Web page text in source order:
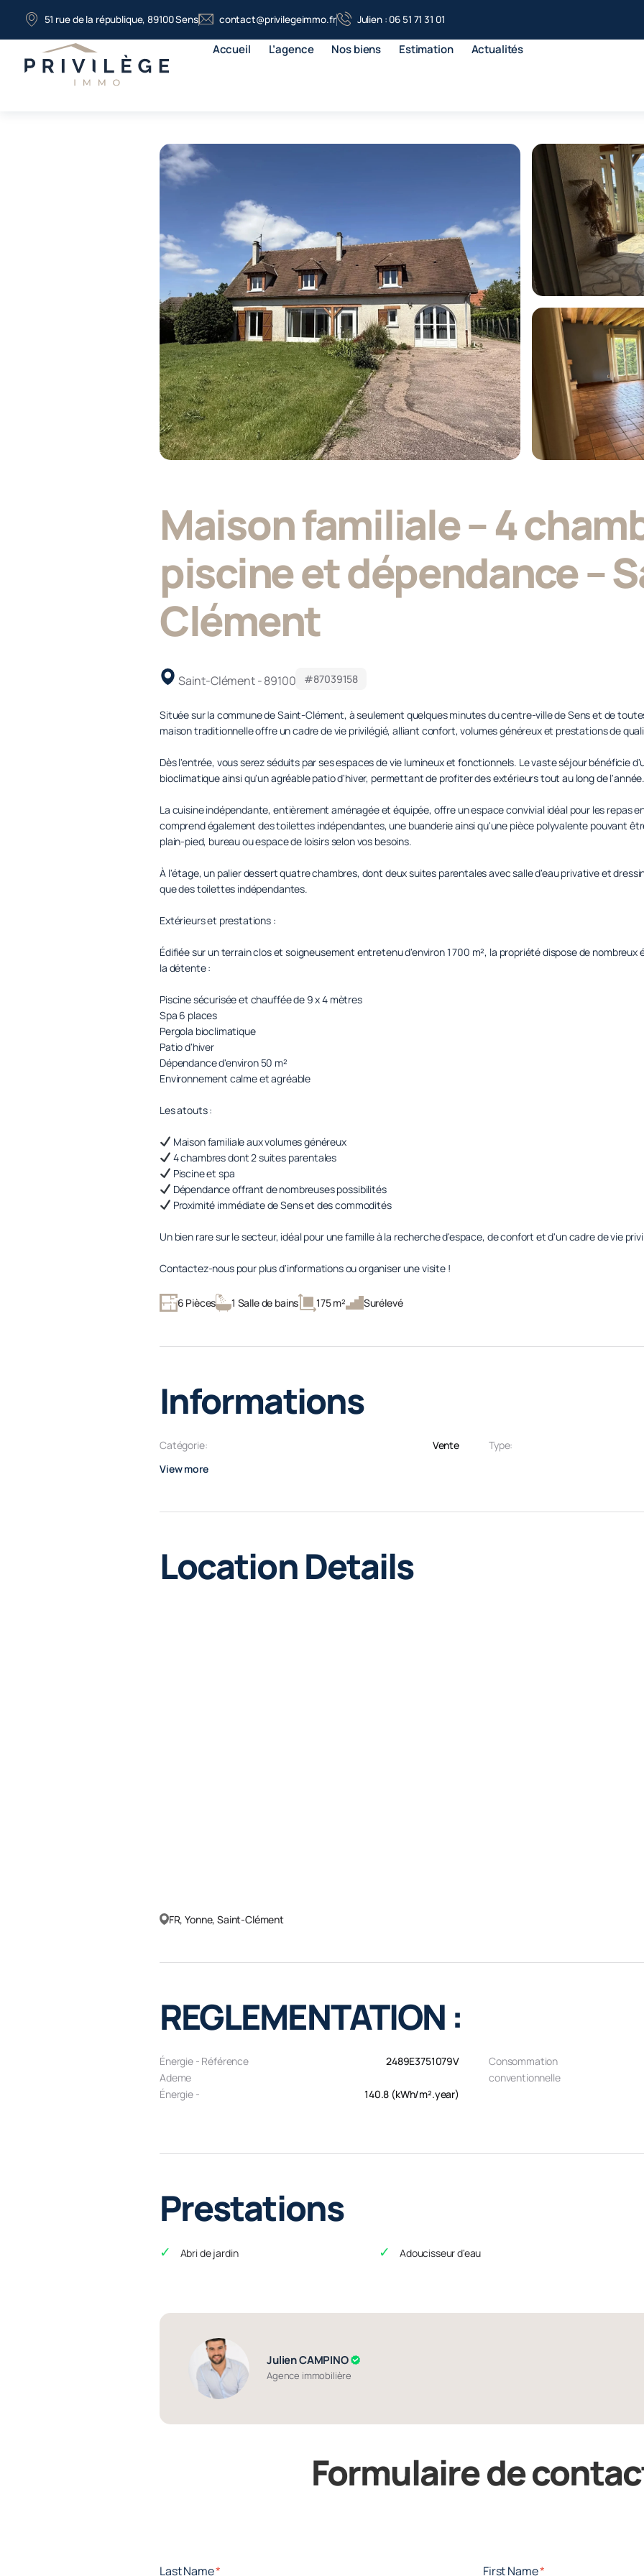
51 rue de la république, 89100 Sens contact@privilegeimmo.fr Julien : 06 51 71 31 01
Accueil L’agence Nos biens Estimation Actualités
Maison familiale – 4
piscine et dépendance –
Clément
Saint-Clément - 89100 #87039158
Située sur la commune de Saint-Clément, à seulement quelques minutes du centre-ville de Sens et de
maison traditionnelle offre un cadre de vie privilégié, alliant confort, volumes généreux et prestations de
Dès l'entrée, vous serez séduits par ses espaces de vie lumineux et fonctionnels. Le vaste séjour bénéficie
bioclimatique ainsi qu'un agréable patio d'hiver, permettant de profiter des extérieurs tout au long de l'année.
La cuisine indépendante, entièrement aménagée et équipée, offre un espace convivial idéal pour les repas
comprend également des toilettes indépendantes, une buanderie ainsi qu'une pièce polyvalente pouvant
plain-pied, bureau ou espace de loisirs selon vos besoins.
À l'étage, un palier dessert quatre chambres, dont deux suites parentales avec salle d'eau privative et
que des toilettes indépendantes.
Extérieurs et prestations :
Édifiée sur un terrain clos et soigneusement entretenu d'environ 1 700 m², la propriété dispose de
la détente :
Piscine sécurisée et chauffée de 9 x 4 mètres
Spa 6 places
Pergola bioclimatique
Patio d'hiver
Dépendance d'environ 50 m²
Environnement calme et agréable
Les atouts :
Maison familiale aux volumes généreux
4 chambres dont 2 suites parentales
Piscine et spa
Dépendance offrant de nombreuses possibilités
Proximité immédiate de Sens et des commodités
Un bien rare sur le secteur, idéal pour une famille à la recherche d'espace, de confort et d'un cadre de vie
Contactez-nous pour plus d'informations ou organiser une visite !
6 Pièces 1 Salle de bains 175 m² Surélevé
Informations
Catégorie: Vente Type:
View more
Location Details
FR, Yonne, Saint-Clément
REGLEMENTATION :
Énergie - Référence
Ademe
2489E3751079V
Énergie -
Consommation
conventionnelle
140.8 (kWh/m².year)
Prestations
Abri de jardin Adoucisseur d'eau
Julien CAMPINO
Agence immobilière
Formulaire de
Last Name First Name